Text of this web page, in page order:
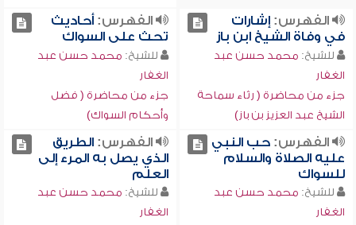
الفهرس:إشارات
في وفاة الشيخ ابن باز
للشيخ: محمد حسن عبد
الغفار
جزء من محاضرة ( رثاء سماحة
الشيخ عبد العزيز بن باز)
الفهرس:أحاديث
تحث على السواك
للشيخ: محمد حسن عبد
الغفار
جزء من محاضرة ( فضل
وأحكام السواك)
الفهرس:حب النبي
عليه الصلاة والسلام
للسواك
للشيخ: محمد حسن عبد
الغفار
الفهرس:الطريق
الذي يصل به المرء إلى
العلم
للشيخ: محمد حسن عبد
الغفار